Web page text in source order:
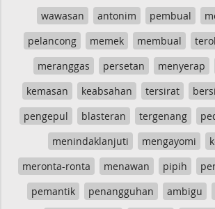
wawasan
antonim pembual
pelancong
memek membual
meranggas
persetan menyerap
kemasan
keabsahan tersirat
pengepul
blasteran tergenang
menindaklanjuti
mengayomi
meronta-ronta
menawan pipih
pemantik
penangguhan ambigu